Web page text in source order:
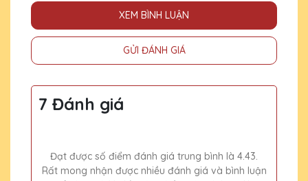
XEM BÌNH LUẬN
GỬI ĐÁNH GIÁ
7 Đánh giá
Đạt được số điểm đánh giá trung bình là 4.43.
Rất mong nhận được nhiều đánh giá và bình luận